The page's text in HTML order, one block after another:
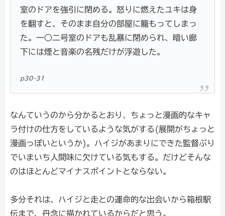
室のドアを強引に閉める。怒りに燃えたユキは身
を翻すと、そのまま自分の部屋に籠もってしまっ
た。一○二号室のドアも乱暴に閉められ、暗い廊
下には煙と音楽の名残だけが浮遊した。
p30-31
なんていうのから分かるとおり、ちょっと漫画的なキャ
ラ付けの仕方をしているような気がする(展開がちょっと
漫画っぽいというか)。ハイジがあまりにできた監督ぶり
でいまいち人間味に欠けている気もする。だけどそんな
のはほとんどマイナスポイントとならない。
多分それは、ハイジと走との運命的な出会いから箱根駅
伝まで、丹念に描かれているからだと思う。